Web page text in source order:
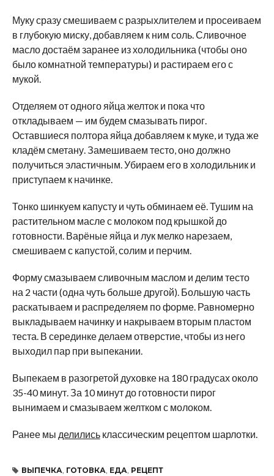
Муку сразу смешиваем с разрыхлителем и просеиваем
в глубокую миску, добавляем к ним соль. Сливочное
масло достаём заранее из холодильника (чтобы оно
было комнатной температуры) и растираем его с
мукой.
Отделяем от одного яйца желток и пока что
откладываем — им будем смазывать пирог.
Оставшиеся полтора яйца добавляем к муке, и туда же
кладём сметану. Замешиваем тесто, оно должно
получиться эластичным. Убираем его в холодильник и
приступаем к начинке.
Тонко шинкуем капусту и чуть обминаем её. Тушим на
растительном масле с молоком под крышкой до
готовности. Варёные яйца и лук мелко нарезаем,
смешиваем с капустой, солим и перчим.
Форму смазываем сливочным маслом и делим тесто
на 2 части (одна чуть больше другой). Большую часть
раскатываем и распределяем по форме. Равномерно
выкладываем начинку и накрываем вторым пластом
теста. В серединке делаем отверстие, чтобы из него
выходил пар при выпекании.
Выпекаем в разогретой духовке на 180 градусах около
35-40 минут. За 10 минут до готовности пирог
вынимаем и смазываем желтком с молоком.
Ранее мы делилиськлассическим рецептом шарлотки.
ВЫПЕЧКА, ГОТОВКА, ЕДА, РЕЦЕПТ